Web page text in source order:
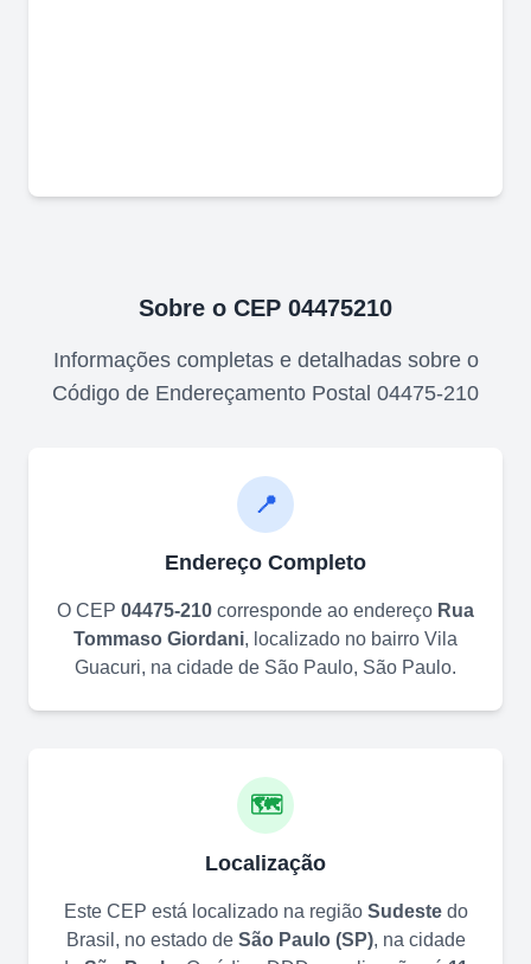
Sobre o CEP 04475210
Informações completas e detalhadas sobre o
Código de Endereçamento Postal 04475-210
📍
Endereço Completo
O CEP 04475-210 corresponde ao endereço Rua
Tommaso Giordani, localizado no bairro Vila
Guacuri, na cidade de São Paulo, São Paulo.
🗺️
Localização
Este CEP está localizado na região Sudestedo
Brasil, no estado de São Paulo(SP), na cidade